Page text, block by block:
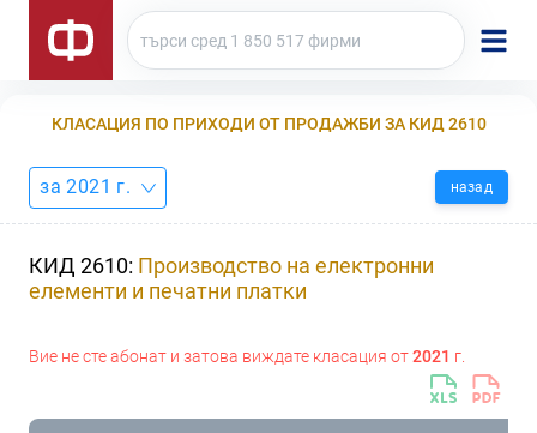
КЛАСАЦИЯ ПО ПРИХОДИ ОТ ПРОДАЖБИ ЗА КИД 2610
за 2021 г. назад
КИД 2610: Производство на електронни
елементи и печатни платки
Вие не сте абонат и затова виждате класация от2021 г.